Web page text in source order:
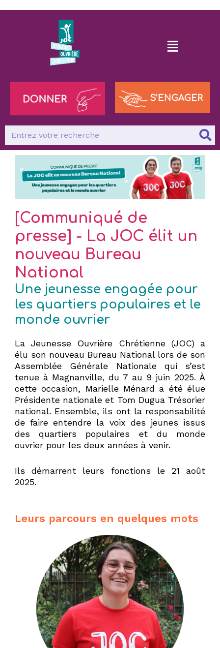
[Communiqué de
presse] - La JOC élit un
nouveau Bureau
National
Une jeunesse engagée pour
les quartiers populaires et le
monde ouvrier
La Jeunesse Ouvrière Chrétienne (JOC) a
élu son nouveau Bureau National lors de son
Assemblée Générale Nationale qui s’est
tenue à Magnanville, du 7 au 9 juin 2025. À
cette occasion, Marielle Ménard a été élue
Présidente nationale et Tom Dugua Trésorier
national. Ensemble, ils ont la responsabilité
de faire entendre la voix des jeunes issus
des quartiers populaires et du monde
ouvrier pour les deux années à venir.
Ils démarrent leurs fonctions le 21 août
2025.
Leurs parcours en quelques mots